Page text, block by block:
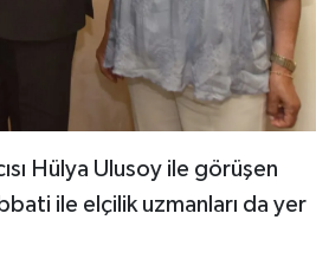
Hülya Ulusoy ile görüşen
ile elçilik uzmanları da yer